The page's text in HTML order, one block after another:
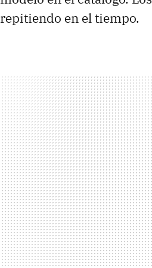
repitiendo en el tiempo.